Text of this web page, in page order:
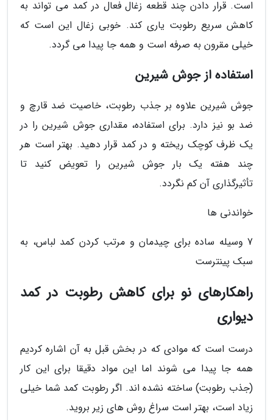
است. قرار دادن چند قطعه زغال فعال در کمد می تواند به
کاهش سریع رطوبت یاری کند. خوبی زغال این است که
خیلی مقرون به صرفه است و همه جا پیدا می گردد.
استفاده از جوش شیرین
جوش شیرین علاوه بر جذب رطوبت، خاصیت ضد قارچ و
ضد بو نیز دارد. برای استفاده، مقداری جوش شیرین را در
یک ظرف کوچک ریخته و در کمد قرار دهید. بهتر است هر
چند هفته یک بار جوش شیرین را تعویض کنید تا
تأثیرگذاری آن کم نگردد.
خواندنی ها
7 وسیله ساده برای چیدمان و مرتب کردن کمد لباس، به
سبک پینترست
راهکارهای نو برای کاهش رطوبت در کمد
دیواری
درست است که موادی که در بخش قبل به آن اشاره کردیم
همه جا پیدا می شوند اما این مواد دقیقا برای این کار
(جذب رطوبت) ساخته نشده اند. اگر رطوبت کمد شما خیلی
زیاد است، بهتر است سراغ روش های زیر بروید.